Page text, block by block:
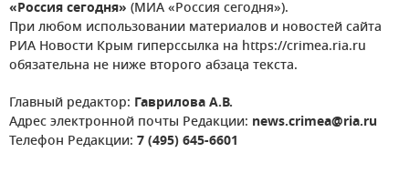
«Россия сегодня» (МИА «Россия сегодня»).
При любом использовании материалов и новостей сайта
РИА Новости Крым гиперссылка на https://crimea.ria.ru
обязательна не ниже второго абзаца текста.
Главный редактор: Гаврилова А.В.
Адрес электронной почты Редакции: news.crimea@ria.ru
Телефон Редакции: 7 (495) 645-6601